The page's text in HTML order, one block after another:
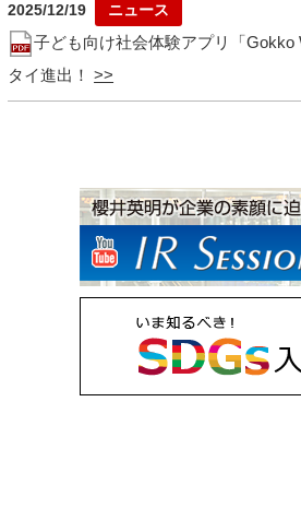
2025/12/19
子ども向け社会体験アプリ「Gokko
タイ進出！